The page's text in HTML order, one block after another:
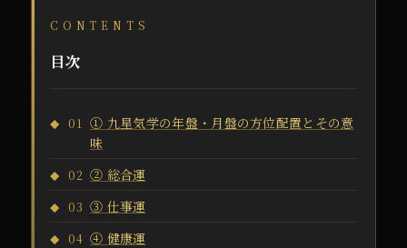
CONTENTS
目次
01
① 九星気学の年盤・月盤の方位配置とその意
味
02 ② 総合運
03 ③ 仕事運
04 ④ 健康運